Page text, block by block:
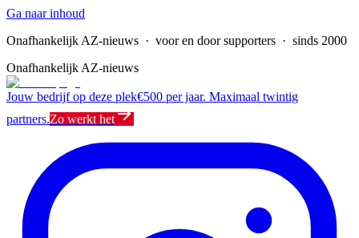
Ga naar inhoud
Onafhankelijk AZ-nieuws · voor en door supporters · sinds 2000
Onafhankelijk AZ-nieuws
Jouw bedrijf op deze plek€500 per jaar. Maximaal twintig
partners.Zo werkt het